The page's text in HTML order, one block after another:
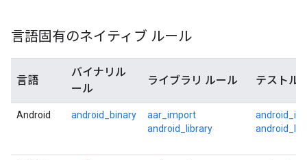
言語固有のネイティブ ルール
言語
バイナリル
ール
ライブラリ ルール テストル
Android android_binary
aar_import
android_library